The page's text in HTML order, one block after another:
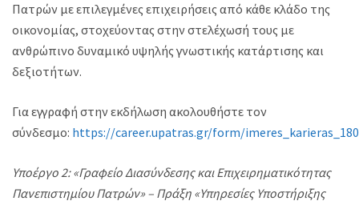
Πατρών με επιλεγμένες επιχειρήσεις από κάθε κλάδο της
οικονομίας, στοχεύοντας στην στελέχωσή τους με
ανθρώπινο δυναμικό υψηλής γνωστικής κατάρτισης και
δεξιοτήτων.
Για εγγραφή στην εκδήλωση ακολουθήστε τον
σύνδεσμο: https://career.upatras.gr/form/
Υποέργο 2: «Γραφείο Διασύνδεσης και Επιχειρηματικότητας
Πανεπιστημίου Πατρών» – Πράξη «Υπηρεσίες Υποστήριξης